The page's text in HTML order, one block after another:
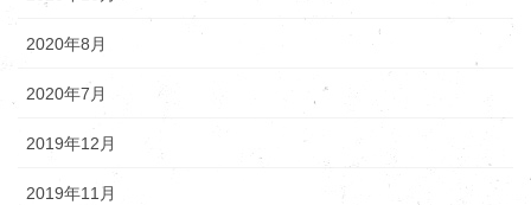
2020年8月
2020年7月
2019年12月
2019年11月